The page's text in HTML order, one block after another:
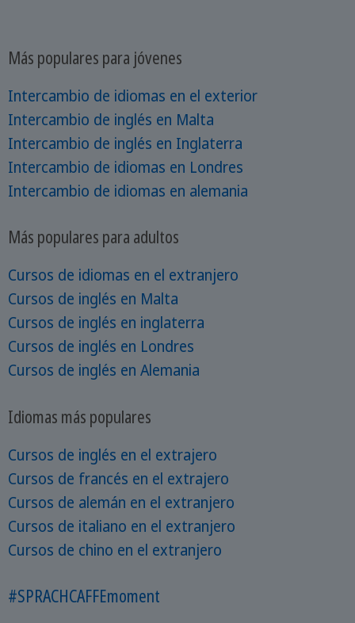
Más populares para jóvenes
Intercambio de idiomas en el exterior
Intercambio de inglés en Malta
Intercambio de inglés en Inglaterra
Intercambio de idiomas en Londres
Intercambio de idiomas en alemania
Más populares para adultos
Cursos de idiomas en el extranjero
Cursos de inglés en Malta
Cursos de inglés en inglaterra
Cursos de inglés en Londres
Cursos de inglés en Alemania
Idiomas más populares
Cursos de inglés en el extrajero
Cursos de francés en el extrajero
Cursos de alemán en el extranjero
Cursos de italiano en el extranjero
Cursos de chino en el extranjero
#SPRACHCAFFEmoment